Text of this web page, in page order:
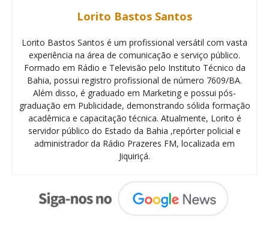
Lorito Bastos Santos
Lorito Bastos Santos é um profissional versátil com vasta
experiência na área de comunicação e serviço público.
Formado em Rádio e Televisão pelo Instituto Técnico da
Bahia, possui registro profissional de número 7609/BA.
Além disso, é graduado em Marketing e possui pós-
graduação em Publicidade, demonstrando sólida formação
acadêmica e capacitação técnica. Atualmente, Lorito é
servidor público do Estado da Bahia ,repórter policial e
administrador da Rádio Prazeres FM, localizada em
Jiquiriçá.